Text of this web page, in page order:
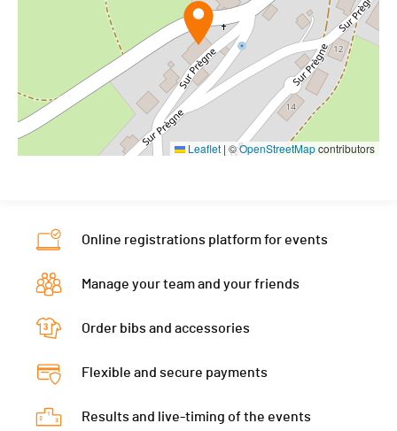
Leaflet | ©OpenStreetMapcontributors
Online registrations platform for events
Manage your team and your friends
Order bibs and accessories
Flexible and secure payments
Results and live-timing of the events